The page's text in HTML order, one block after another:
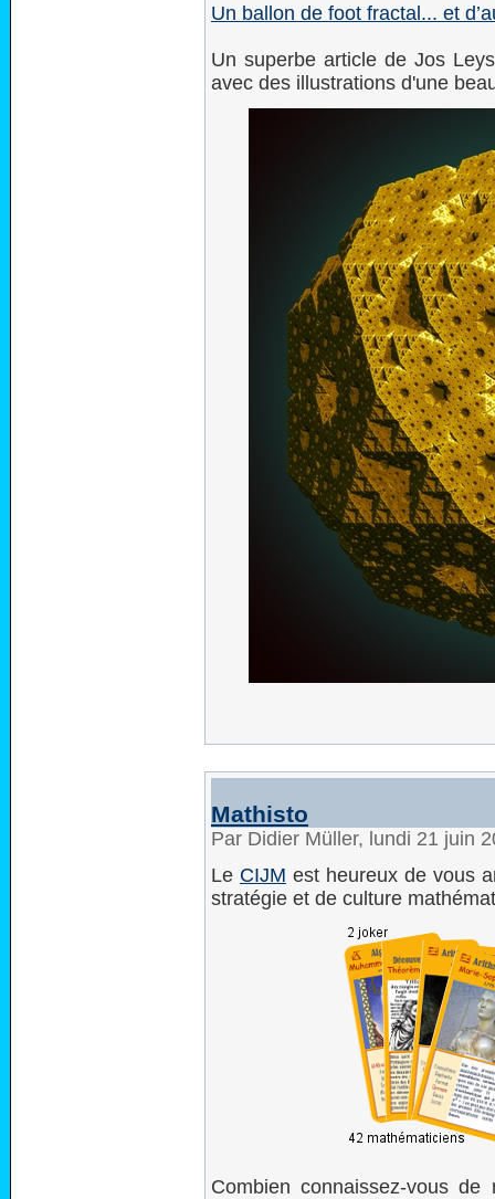
Un ballon de foot fractal... et
Un superbe article de Jos
avec des illustrations d'une
Mathisto
Par Didier Müller, lundi 21 juin
Le CIJM est heureux de vous
stratégie et de culture
Combien connaissez-vous de